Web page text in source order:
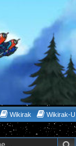
Wikirak Wikirak-U